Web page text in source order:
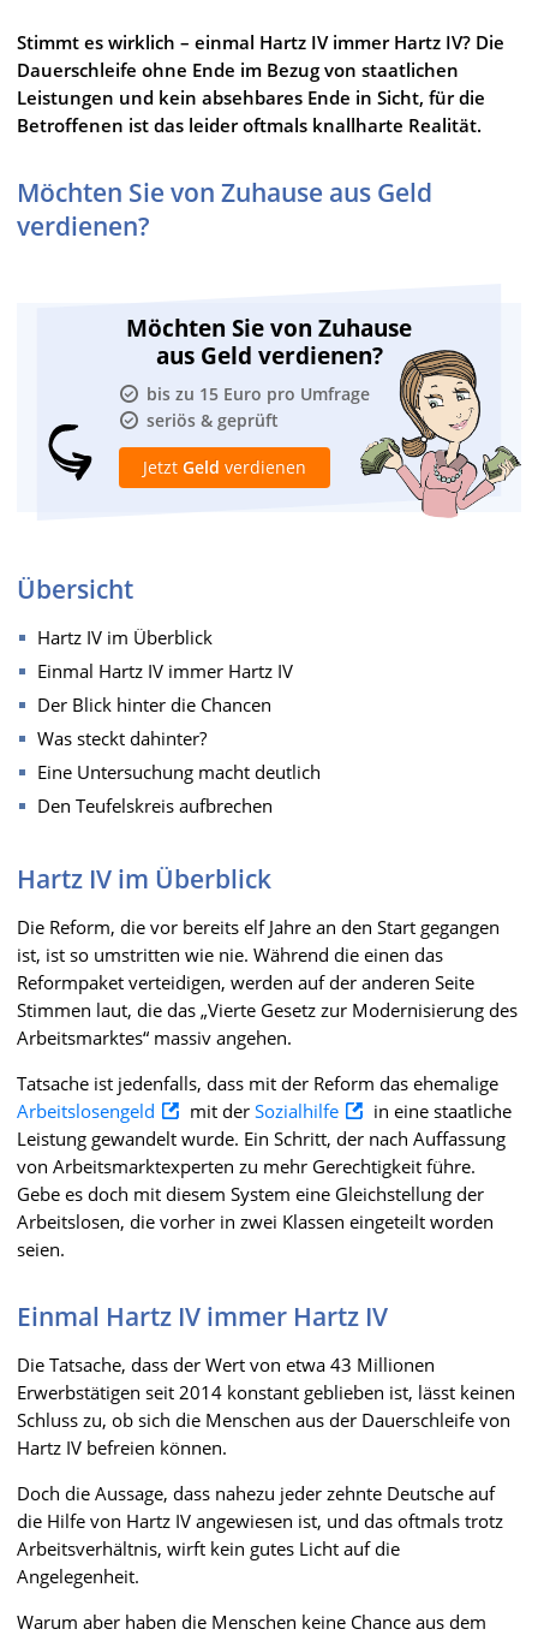
Stimmt es wirklich – einmal Hartz IV immer Hartz IV? Die
Dauerschleife ohne Ende im Bezug von staatlichen
Leistungen und kein absehbares Ende in Sicht, für die
Betroffenen ist das leider oftmals knallharte Realität.
Möchten Sie von Zuhause aus Geld
verdienen?
Möchten Sie von Zuhause
aus Geld verdienen?
bis zu 15 Euro pro Umfrage
seriös & geprüft
Jetzt Geld verdienen
Übersicht
Hartz IV im Überblick
Einmal Hartz IV immer Hartz IV
Der Blick hinter die Chancen
Was steckt dahinter?
Eine Untersuchung macht deutlich
Den Teufelskreis aufbrechen
Hartz IV im Überblick
Die Reform, die vor bereits elf Jahre an den Start gegangen
ist, ist so umstritten wie nie. Während die einen das
Reformpaket verteidigen, werden auf der anderen Seite
Stimmen laut, die das „Vierte Gesetz zur Modernisierung des
Arbeitsmarktes“ massiv angehen.
Tatsache ist jedenfalls, dass mit der Reform das ehemalige
Arbeitslosengeld
mit der Sozialhilfe
in eine staatliche
Leistung gewandelt wurde. Ein Schritt, der nach Auffassung
von Arbeitsmarktexperten zu mehr Gerechtigkeit führe.
Gebe es doch mit diesem System eine Gleichstellung der
Arbeitslosen, die vorher in zwei Klassen eingeteilt worden
seien.
Einmal Hartz IV immer Hartz IV
Die Tatsache, dass der Wert von etwa 43 Millionen
Erwerbstätigen seit 2014 konstant geblieben ist, lässt keinen
Schluss zu, ob sich die Menschen aus der Dauerschleife von
Hartz IV befreien können.
Doch die Aussage, dass nahezu jeder zehnte Deutsche auf
die Hilfe von Hartz IV angewiesen ist, und das oftmals trotz
Arbeitsverhältnis, wirft kein gutes Licht auf die
Angelegenheit.
Warum aber haben die Menschen keine Chance aus dem